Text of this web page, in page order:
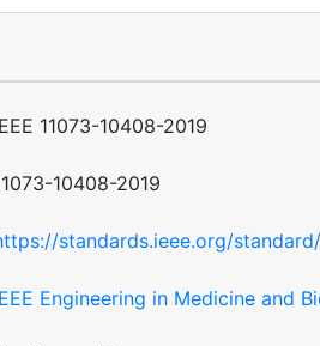
11073-10408-2019
10408-2019
standards.ieee.org/
Engineering in Medicine and